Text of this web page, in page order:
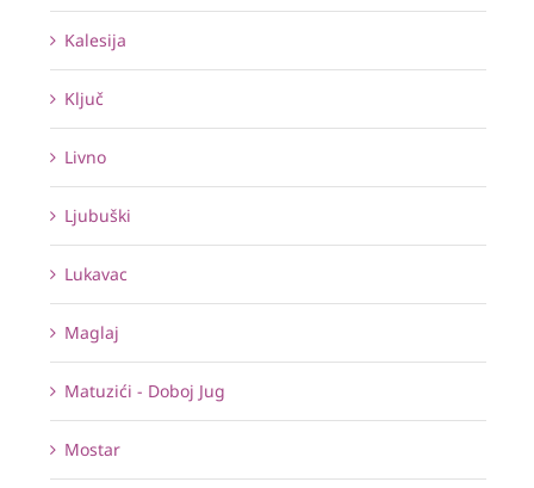
Kalesija
Ključ
Livno
Ljubuški
Lukavac
Maglaj
Matuzići - Doboj Jug
Mostar